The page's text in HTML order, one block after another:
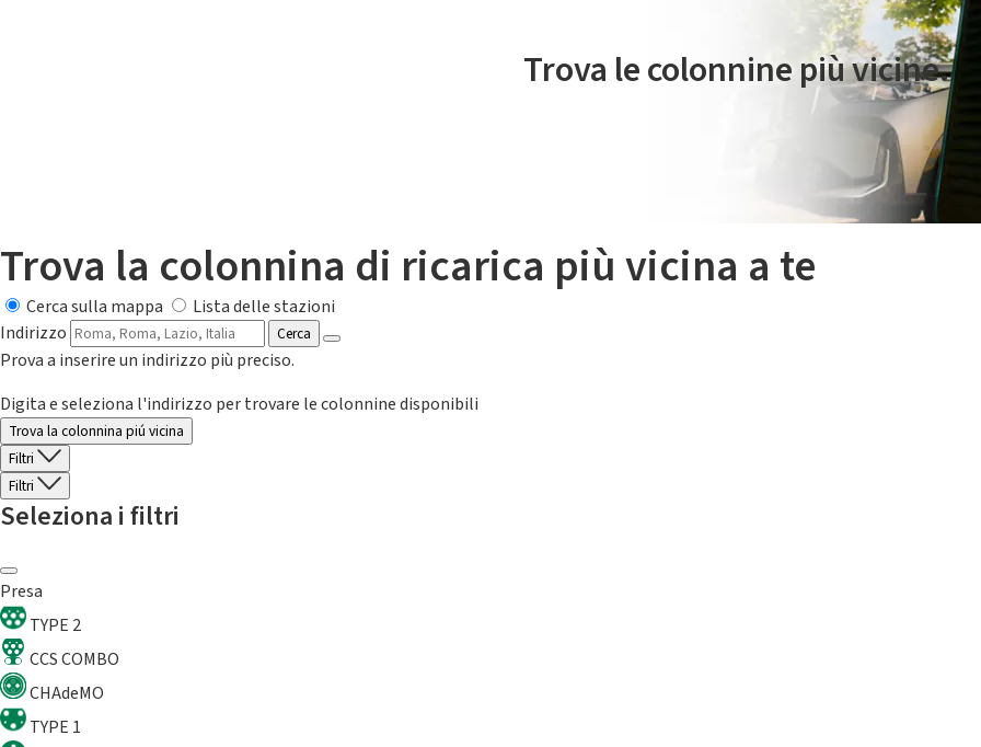
Trova le colonnine più vicine.
Trova la colonnina di ricarica più vicina a te
Cerca sulla mappa
Lista delle stazioni
Indirizzo
Cerca
Prova a inserire un indirizzo più preciso.
Digita e seleziona l'indirizzo per trovare le colonnine disponibili
Trova la colonnina piú vicina
Filtri
Filtri
Seleziona i filtri
Presa
TYPE 2
CCS COMBO
CHAdeMO
TYPE 1